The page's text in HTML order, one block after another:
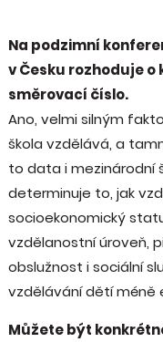
Na podzimní
v Česku rozhoduje
směrovací číslo.
Ano, velmi silným
škola vzdělává, a
to data i mezinárodní
determinuje to, jak
socioekonomický
vzdělanostní úroveň,
obslužnost i sociální
vzdělávání dětí méně
Můžete být